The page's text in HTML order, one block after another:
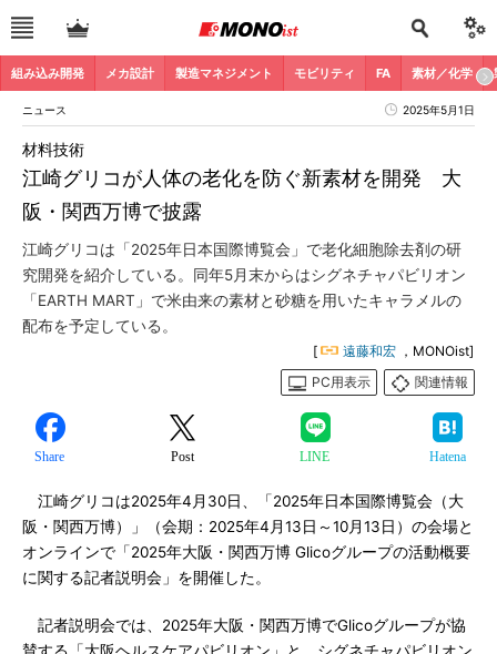
組み込み開発 メカ設計 製造マネジメント モビリティ FA 素材／化学
ニュース 2025年5月1日
江崎グリコが人体の老化を防ぐ新素材を開発 大
阪・関西万博で披露
材料技術
江崎グリコは「2025年日本国際博覧会」で老化細胞除去剤の研
究開発を紹介している。同年5月末からはシグネチャパビリオン
「EARTH MART」で米由来の素材と砂糖を用いたキャラメルの
配布を予定している。
[ 遠藤和宏 ，MONOist]
PC用表示
関連情報
Share Post LINE Hatena
江崎グリコは2025年4月30日、「2025年日本国際博覧会（大
阪・関西万博）」（会期：2025年4月13日～10月13日）の会場と
オンラインで「2025年大阪・関西万博 Glicoグループの活動概要
に関する記者説明会」を開催した。
記者説明会では、2025年大阪・関西万博でGlicoグループが協